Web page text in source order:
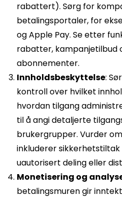
rabattert). Sørg for
betalingsportaler, for
og Apple Pay. Se etter
rabatter, kampanjetilbud
abonnementer.
Innholdsbeskyttelse:
kontroll over hvilket
hvordan tilgang
til å angi detaljerte
brukergrupper. Vurder
inkluderer
uautorisert deling eller
Monetisering og
betalingsmuren gir